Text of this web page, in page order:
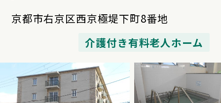
京都市右京区西京極堤下町8番地
介護付き有料老人ホーム